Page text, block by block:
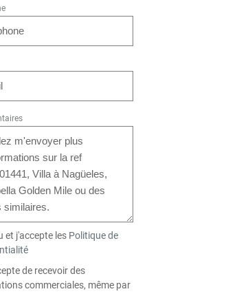
et j'accepte les Politique de
de recevoir des
commerciales, même par